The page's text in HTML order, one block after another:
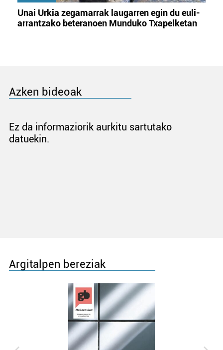
Unai Urkia zegamarrak laugarren egin du euli-
arrantzako beteranoen Munduko Txapelketan
Azken bideoak
Ez da informaziorik aurkitu sartutako
datuekin.
Argitalpen bereziak